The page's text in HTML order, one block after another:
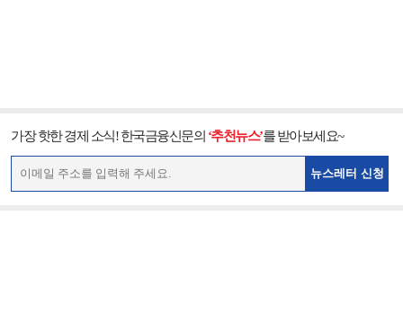
가장 핫한 경제 소식! 한국금융신문의 ‘추천뉴스’를 받아보세요~
뉴스레터 신청